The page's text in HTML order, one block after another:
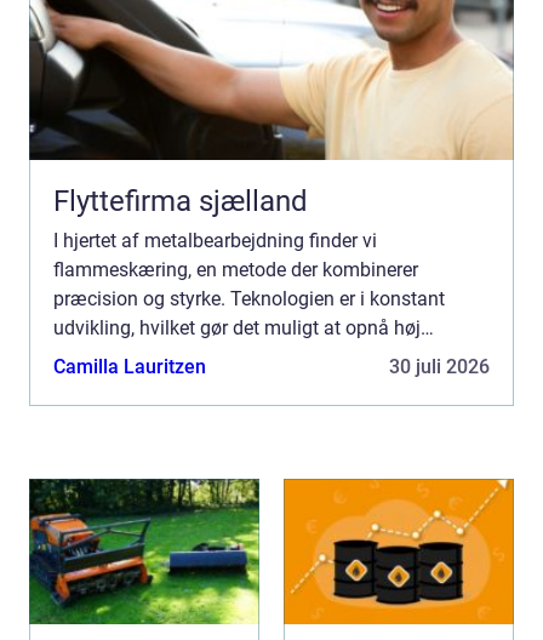
Flyttefirma sjælland
I hjertet af metalbearbejdning finder vi
flammeskæring, en metode der kombinerer
præcision og styrke. Teknologien er i konstant
udvikling, hvilket gør det muligt at opnå høj
præcision i skæringen af metalem...
Camilla Lauritzen 30 juli 2026